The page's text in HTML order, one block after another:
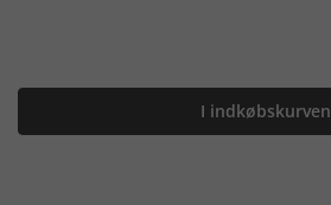
I indkøbskurven